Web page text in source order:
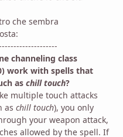
che sembra
channeling class
work with spells that
as chill touch?
multiple touch attacks
as chill touch), you only
your weapon attack,
allowed by the spell. If